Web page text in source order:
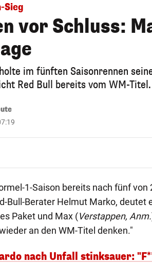
Sieg
vor Schluss:
im fünften Saisonrennen
Red Bull bereits vom WM-Titel.
1-Saison bereits nach fünf von
Bull-Berater Helmut Marko, deutet
Paket und Max (Verstappen, Anm.
an den WM-Titel denken."
nach Unfall stinksauer: